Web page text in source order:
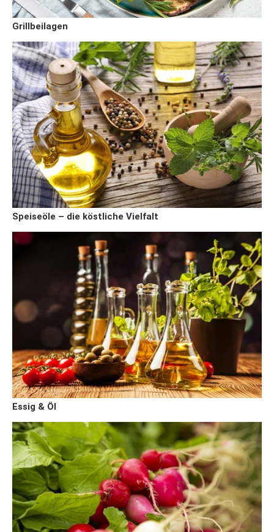
Grillbeilagen
Speiseöle – die köstliche Vielfalt
Essig & Öl